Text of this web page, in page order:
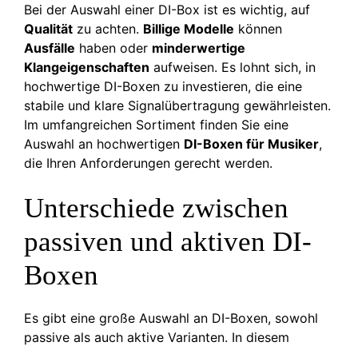
Bei der Auswahl einer DI-Box ist es wichtig, auf
Qualität zu achten. Billige Modelle können
Ausfälle haben oder minderwertige
Klangeigenschaften aufweisen. Es lohnt sich, in
hochwertige DI-Boxen zu investieren, die eine
stabile und klare Signalübertragung gewährleisten.
Im umfangreichen Sortiment finden Sie eine
Auswahl an hochwertigen DI-Boxen für Musiker,
die Ihren Anforderungen gerecht werden.
Unterschiede zwischen
passiven und aktiven DI-
Boxen
Es gibt eine große Auswahl an DI-Boxen, sowohl
passive als auch aktive Varianten. In diesem